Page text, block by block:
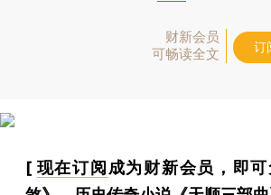
财新会员
可畅读全文
订
[ 现在订阅成为财新会员，即